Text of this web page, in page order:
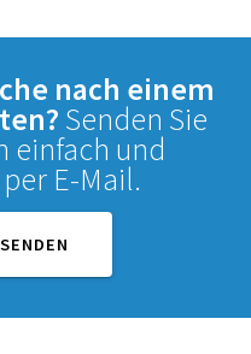
nach einem
Senden Sie
einfach und
E-Mail.